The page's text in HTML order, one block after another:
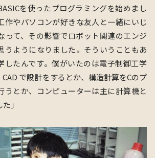
を使ったプログラミングを始めまし
作やパソコンが好きな友⼈と⼀緒にいじ
って、その影響でロボット関連のエンジ
うようになりました。そういうこともあ
したんです。僕がいたのは電⼦制御⼯学
で設計をするとか、構造計算をCのプ
うとか、コンピューターは主に計算機と
た 」